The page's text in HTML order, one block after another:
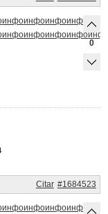
инфоинфоинфоинфо
инфоинфоинфоинфо
0
#1684523
Citar
инфоинфоинфоинфо